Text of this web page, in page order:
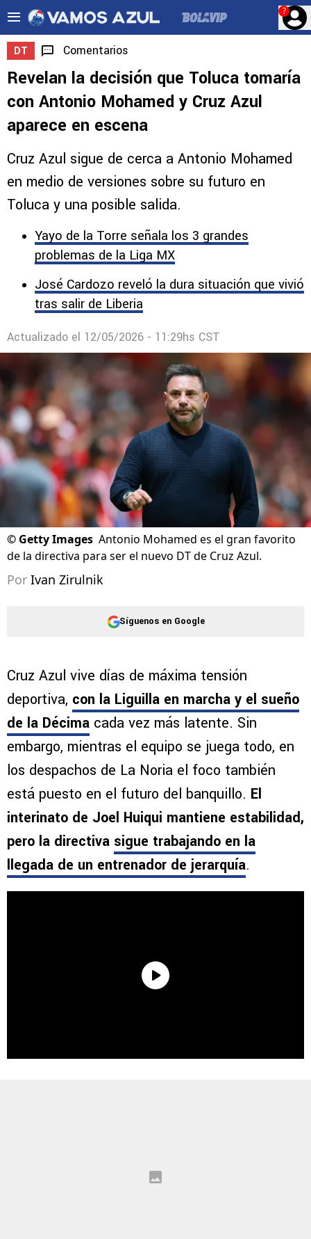
?
DT Comentarios
Revelan la decisión que Toluca tomaría
con Antonio Mohamed y Cruz Azul
aparece en escena
Cruz Azul sigue de cerca a Antonio Mohamed
en medio de versiones sobre su futuro en
Toluca y una posible salida.
Yayo de la Torre señala los 3 grandes
problemas de la Liga MX
José Cardozo reveló la dura situación que vivió
tras salir de Liberia
Actualizado el 12/05/2026 - 11:29hs CST
© Getty Images Antonio Mohamed es el gran favorito
de la directiva para ser el nuevo DT de Cruz Azul.
Por Ivan Zirulnik
Síguenos en Google
Cruz Azul vive días de máxima tensión
deportiva, con la Liguilla en marcha y el sueño
de la Décima cada vez más latente. Sin
embargo, mientras el equipo se juega todo, en
los despachos de La Noria el foco también
está puesto en el futuro del banquillo. El
interinato de Joel Huiqui mantiene estabilidad,
pero la directiva sigue trabajando en la
llegada de un entrenador de jerarquía.